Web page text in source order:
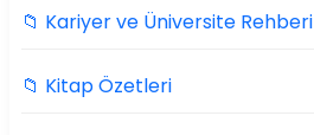
📁 Kariyer ve Üniversite Rehberi
📁 Kitap Özetleri